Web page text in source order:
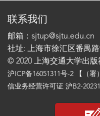
联系我们
邮箱：sjtup@sjtu.edu.cn
社址: 上海市徐汇区番禺路
© 2020 上海交通大学出版
沪ICP备16051311号-2 【（署
信业务经营许可证 沪B2-